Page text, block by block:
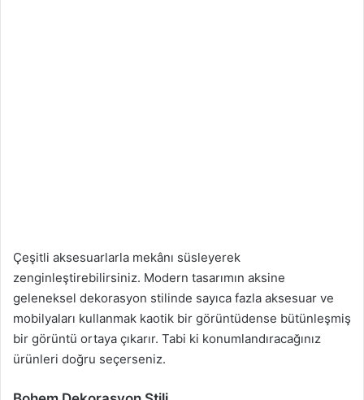
Çeşitli aksesuarlarla mekânı süsleyerek
zenginleştirebilirsiniz. Modern tasarımın aksine
geleneksel dekorasyon stilinde sayıca fazla aksesuar ve
mobilyaları kullanmak kaotik bir görüntüdense bütünleşmiş
bir görüntü ortaya çıkarır. Tabi ki konumlandıracağınız
ürünleri doğru seçerseniz.